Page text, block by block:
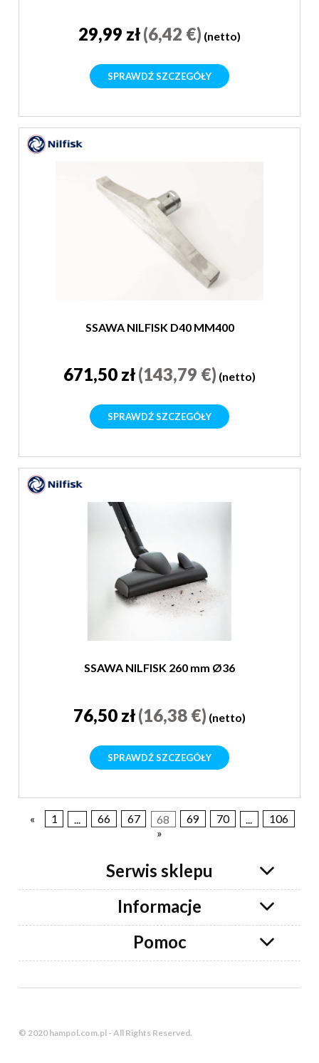
29,99 zł(6,42 €) (netto)
SPRAWDŹ SZCZEGÓŁY
SSAWA NILFISK D40 MM400
671,50 zł(143,79 €) (netto)
SPRAWDŹ SZCZEGÓŁY
SSAWA NILFISK 260 mm Ø36
76,50 zł(16,38 €) (netto)
SPRAWDŹ SZCZEGÓŁY
« 1 66 67 68 69 70
106
»
Serwis sklepu
Informacje
Pomoc
© 2020 hampol.com.pl - All Rights Reserved.